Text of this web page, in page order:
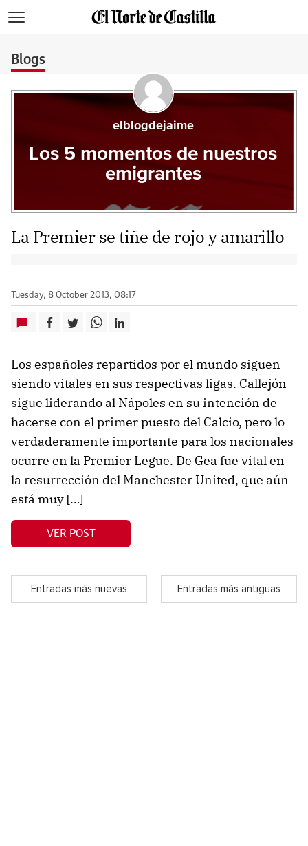
Blogs
elblogdejaime
Los 5 momentos de nuestros
emigrantes
La Premier se tiñe de rojo y amarillo
Tuesday, 8 October 2013, 08:17
Los españoles repartidos por el mundo siguen
siendo vitales en sus respectivas ligas. Callejón
sigue liderando al Nápoles en su intención de
hacerse con el primer puesto del Calcio, pero lo
verdaderamente importante para los nacionales
ocurre en la Premier Legue. De Gea fue vital en
la resurrección del Manchester United, que aún
está muy […]
VER POST
Entradas más nuevas Entradas más antiguas